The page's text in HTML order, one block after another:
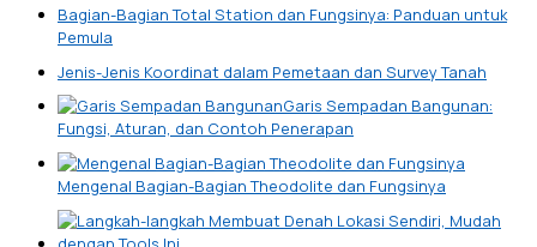
Bagian-Bagian Total Station dan Fungsinya: Panduan untuk
Pemula
Jenis-Jenis Koordinat dalam Pemetaan dan Survey Tanah
Garis Sempadan Bangunan:
Fungsi, Aturan, dan Contoh Penerapan
Mengenal Bagian-Bagian Theodolite dan Fungsinya